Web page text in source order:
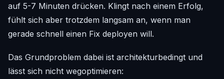
auf 5-7 Minuten drücken. Klingt nach einem Erfolg,
fühlt sich aber trotzdem langsam an, wenn man
gerade schnell einen Fix deployen will.
Das Grundproblem dabei ist architekturbedingt und
lässt sich nicht wegoptimieren: